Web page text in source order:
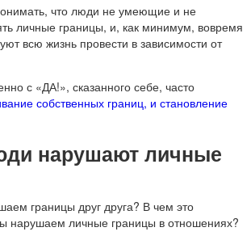
что люди не умеющие и не
личные границы, и, как минимум, вовремя
всю жизнь провести в зависимости от
с «ДА!», сказанного себе, часто
собственных границ, и становление
нарушают личные
границы друг друга? В чем это
нарушаем личные границы в отношениях?